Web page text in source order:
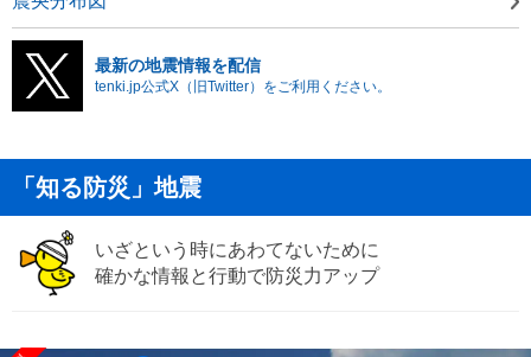
最新の地震情報を配信
tenki.jp公式X（旧Twitter）をご利用ください。
「知る防災」地震
いざという時にあわてないために
確かな情報と行動で防災力アップ